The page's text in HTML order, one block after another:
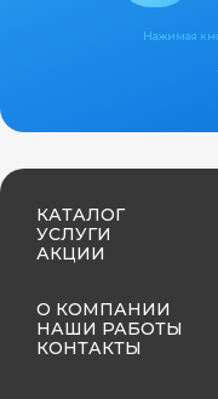
Нажимая
КАТАЛОГ
УСЛУГИ
АКЦИИ
О КОМПАНИИ
НАШИ РАБОТЫ
КОНТАКТЫ